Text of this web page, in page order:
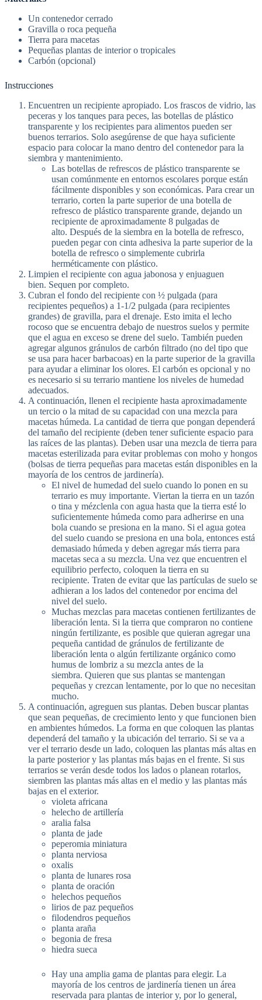
Un contenedor cerrado
Gravilla o roca pequeña
Tierra para macetas
Pequeñas plantas de interior o tropicales
Carbón (opcional)
Instrucciones
Encuentren un recipiente apropiado. Los frascos de vidrio, las
peceras y los tanques para peces, las botellas de plástico
transparente y los recipientes para alimentos pueden ser
buenos terrarios. Solo asegúrense de que haya suficiente
espacio para colocar la mano dentro del contenedor para la
siembra y mantenimiento.
Las botellas de refrescos de plástico transparente se
usan comúnmente en entornos escolares porque están
fácilmente disponibles y son económicas. Para crear un
terrario, corten la parte superior de una botella de
refresco de plástico transparente grande, dejando un
recipiente de aproximadamente 8 pulgadas de
alto. Después de la siembra en la botella de refresco,
pueden pegar con cinta adhesiva la parte superior de la
botella de refresco o simplemente cubrirla
herméticamente con plástico.
Limpien el recipiente con agua jabonosa y enjuaguen
bien. Sequen por completo.
Cubran el fondo del recipiente con ½ pulgada (para
recipientes pequeños) a 1-1/2 pulgada (para recipientes
grandes) de gravilla, para el drenaje. Esto imita el lecho
rocoso que se encuentra debajo de nuestros suelos y permite
que el agua en exceso se drene del suelo. También pueden
agregar algunos gránulos de carbón filtrado (no del tipo que
se usa para hacer barbacoas) en la parte superior de la gravilla
para ayudar a eliminar los olores. El carbón es opcional y no
es necesario si su terrario mantiene los niveles de humedad
adecuados.
A continuación, llenen el recipiente hasta aproximadamente
un tercio o la mitad de su capacidad con una mezcla para
macetas húmeda. La cantidad de tierra que pongan dependerá
del tamaño del recipiente (deben tener suficiente espacio para
las raíces de las plantas). Deben usar una mezcla de tierra para
macetas esterilizada para evitar problemas con moho y hongos
(bolsas de tierra pequeñas para macetas están disponibles en la
mayoría de los centros de jardinería).
El nivel de humedad del suelo cuando lo ponen en su
terrario es muy importante. Viertan la tierra en un tazón
o tina y mézclenla con agua hasta que la tierra esté lo
suficientemente húmeda como para adherirse en una
bola cuando se presiona en la mano. Si el agua gotea
del suelo cuando se presiona en una bola, entonces está
demasiado húmeda y deben agregar más tierra para
macetas seca a su mezcla. Una vez que encuentren el
equilibrio perfecto, coloquen la tierra en su
recipiente. Traten de evitar que las partículas de suelo se
adhieran a los lados del contenedor por encima del
nivel del suelo.
Muchas mezclas para macetas contienen fertilizantes de
liberación lenta. Si la tierra que compraron no contiene
ningún fertilizante, es posible que quieran agregar una
pequeña cantidad de gránulos de fertilizante de
liberación lenta o algún fertilizante orgánico como
humus de lombriz a su mezcla antes de la
siembra. Quieren que sus plantas se mantengan
pequeñas y crezcan lentamente, por lo que no necesitan
mucho.
A continuación, agreguen sus plantas. Deben buscar plantas
que sean pequeñas, de crecimiento lento y que funcionen bien
en ambientes húmedos. La forma en que coloquen las plantas
dependerá del tamaño y la ubicación del terrario. Si se va a
ver el terrario desde un lado, coloquen las plantas más altas en
la parte posterior y las plantas más bajas en el frente. Si sus
terrarios se verán desde todos los lados o planean rotarlos,
siembren las plantas más altas en el medio y las plantas más
bajas en el exterior.
violeta africana
helecho de artillería
aralia falsa
planta de jade
peperomia miniatura
planta nerviosa
oxalis
planta de lunares rosa
planta de oración
helechos pequeños
lirios de paz pequeños
filodendros pequeños
planta araña
begonia de fresa
hiedra sueca
Hay una amplia gama de plantas para elegir. La
mayoría de los centros de jardinería tienen un área
reservada para plantas de interior y, por lo general,